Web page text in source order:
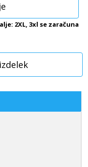
2XL, 3xl se zaračuna